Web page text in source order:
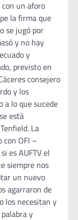
un aforo
la firma que
se jugó por
y no hay
y
previsto en
consejero
y los
a lo que sucede
está
La
OFI –
es AUFTV el
siempre nos
un nuevo
agarraron de
los necesitan y
y